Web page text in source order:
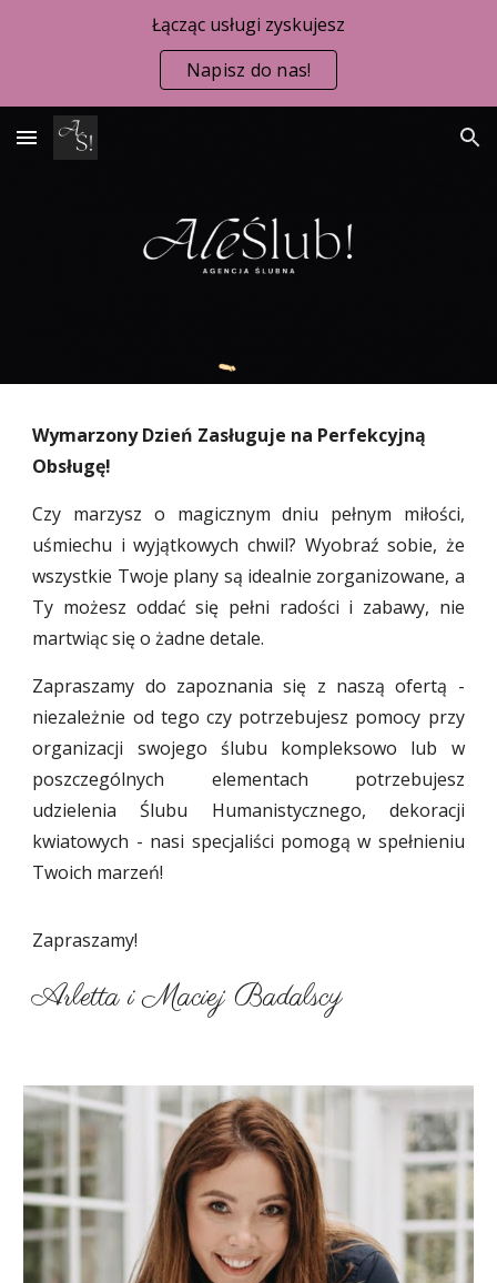
Skip to main content
Łącząc usługi zyskujesz
Napisz do nas!
Wymarzony Dzień Zasługuje na Perfekcyjną
Obsługę!
Czy marzysz o magicznym dniu pełnym miłości,
uśmiechu i wyjątkowych chwil? Wyobraź sobie, że
wszystkie Twoje plany są idealnie zorganizowane, a
Ty możesz oddać się pełni radości i zabawy, nie
martwiąc się o żadne detale.
Zapraszamy do zapoznania się z naszą ofertą -
niezależnie od tego czy potrzebujesz pomocy przy
organizacji swojego ślubu kompleksowo lub w
poszczególnych elementach potrzebujesz
udzielenia Ślubu Humanistycznego, dekoracji
kwiatowych - nasi specjaliści pomogą w spełnieniu
Twoich marzeń!
Zapraszamy!
Arletta i Maciej Badalscy